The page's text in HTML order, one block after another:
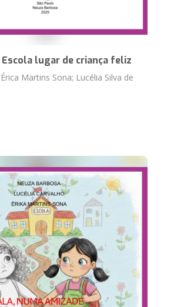
Escola lugar de criança feliz
Martins Sona; Lucélia Silva de